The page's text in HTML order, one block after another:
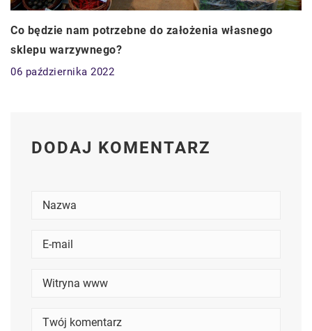
Co będzie nam potrzebne do założenia własnego
sklepu warzywnego?
06 października 2022
DODAJ KOMENTARZ